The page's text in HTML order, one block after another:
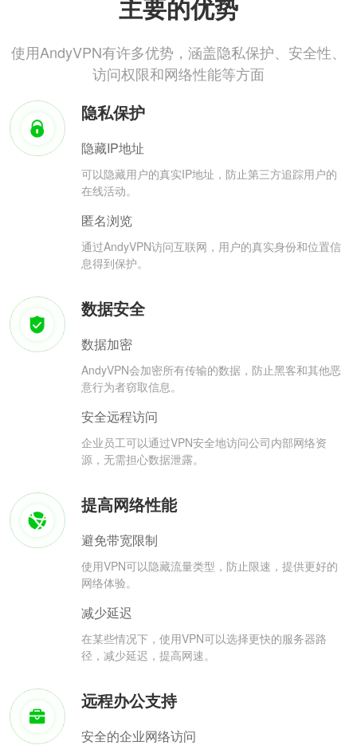
主要的优势
使用AndyVPN有许多优势，涵盖隐私保护、安全性、
访问权限和网络性能等方面
隐私保护
隐藏IP地址
可以隐藏用户的真实IP地址，防止第三方追踪用户的
在线活动。
匿名浏览
通过AndyVPN访问互联网，用户的真实身份和位置信
息得到保护。
数据安全
数据加密
AndyVPN会加密所有传输的数据，防止黑客和其他恶
意行为者窃取信息。
安全远程访问
企业员工可以通过VPN安全地访问公司内部网络资
源，无需担心数据泄露。
提高网络性能
避免带宽限制
使用VPN可以隐藏流量类型，防止限速，提供更好的
网络体验。
减少延迟
在某些情况下，使用VPN可以选择更快的服务器路
径，减少延迟，提高网速。
远程办公支持
安全的企业网络访问